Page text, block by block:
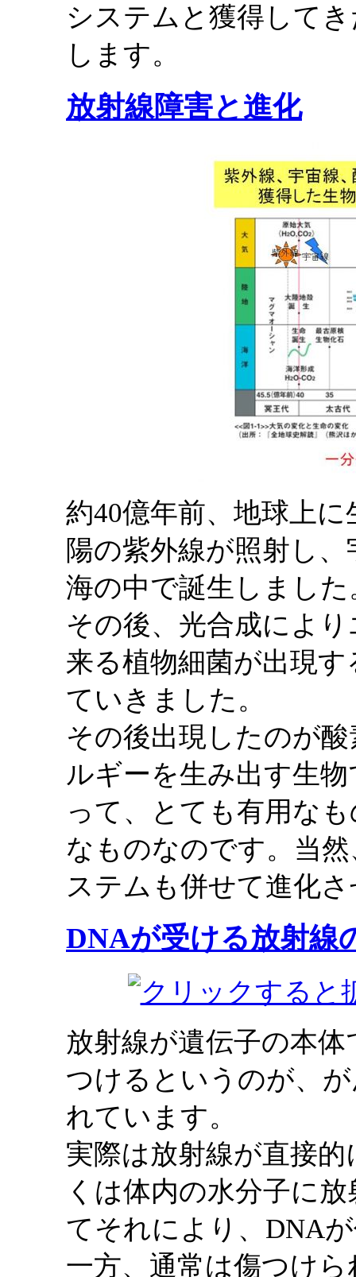
システムと獲得して
します。
放射線障害と進化
約40億年前、地球上
陽の紫外線が照射し
海の中で誕生しました
その後、光合成によ
来る植物細菌が出現
ていきました。
その後出現したのが
ルギーを生み出す生
って、とても有用な
なものなのです。当
ステムも併せて進化
DNAが受ける放射線
放射線が遺伝子の本
つけるというのが、
れています。
実際は放射線が直接
くは体内の水分子に
てそれにより、DNA
一方、通常は傷つけ